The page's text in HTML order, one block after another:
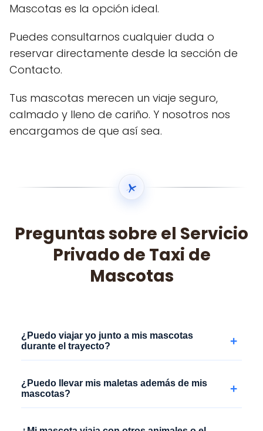
Mascotas es la opción ideal.
Puedes consultarnos cualquier duda o
reservar directamente desde la sección de
Contacto.
Tus mascotas merecen un viaje seguro,
calmado y lleno de cariño. Y nosotros nos
encargamos de que así sea.
Preguntas sobre el Servicio
Privado de Taxi de
Mascotas
¿Puedo viajar yo junto a mis mascotas
durante el trayecto?
+
¿Puedo llevar mis maletas además de mis
mascotas?
+